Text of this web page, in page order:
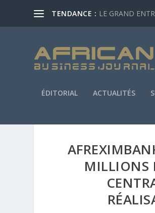
TENDANCE : LE GRAND
ÉDITORIAL ACTUALITÉS
MILLIONS